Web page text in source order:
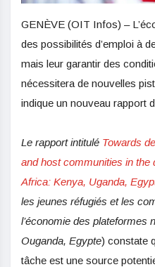
GENÈVE (OIT Infos) –
des possibilités d’emploi à
mais leur garantir des
nécessitera de nouvelles
indique un nouveau rapport
Le rapport intitulé Towards
and host communities in the
Africa: Kenya, Uganda,
les jeunes réfugiés et les
l’économie des plateformes
Ouganda, Egypte) constate
tâche est une source